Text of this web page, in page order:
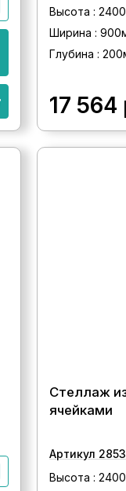
Высота :
Ширина :
Глубина :
17 564
Стеллаж
ячейками
Артикул
Высота :